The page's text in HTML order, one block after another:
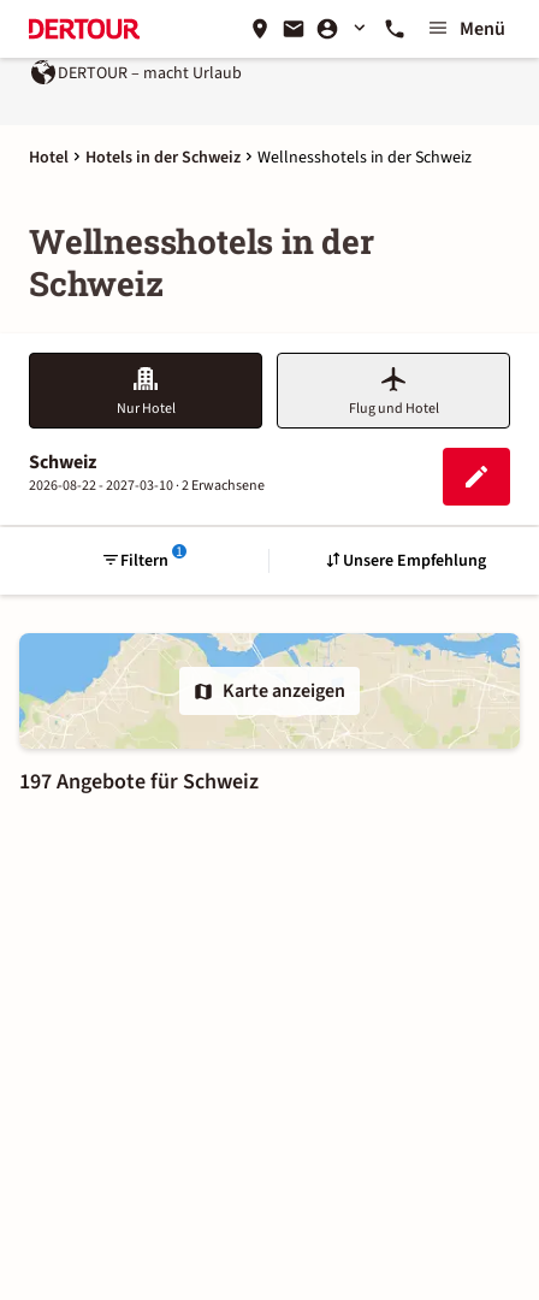
Menü
DERTOUR – macht Urlaub
Hotel Hotels in der Schweiz Wellnesshotels in der Schweiz
Wellnesshotels in der
Schweiz
Nur Hotel Flug und Hotel
Schweiz
2026-08-22 - 2027-03-10 ·2 Erwachsene
1
Filtern Unsere Empfehlung
Karte anzeigen
197 Angebote für Schweiz